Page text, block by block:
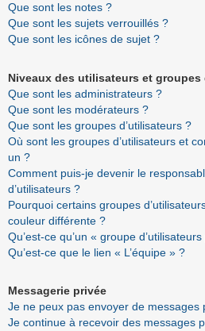
Que sont les notes ?
Que sont les sujets verrouillés ?
Que sont les icônes de sujet ?
Niveaux des utilisateurs et groupes
Que sont les administrateurs ?
Que sont les modérateurs ?
Que sont les groupes d’utilisateurs ?
Où sont les groupes d’utilisateurs et
un ?
Comment puis-je devenir le
d’utilisateurs ?
Pourquoi certains groupes
couleur différente ?
Qu’est-ce qu’un « groupe
Qu’est-ce que le lien « L’équipe » ?
Messagerie privée
Je ne peux pas envoyer de messages
Je continue à recevoir des messages